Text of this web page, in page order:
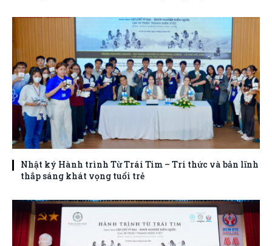
Nhật ký Hành trình Từ Trái Tim – Tri thức và bản lĩnh
thắp sáng khát vọng tuổi trẻ